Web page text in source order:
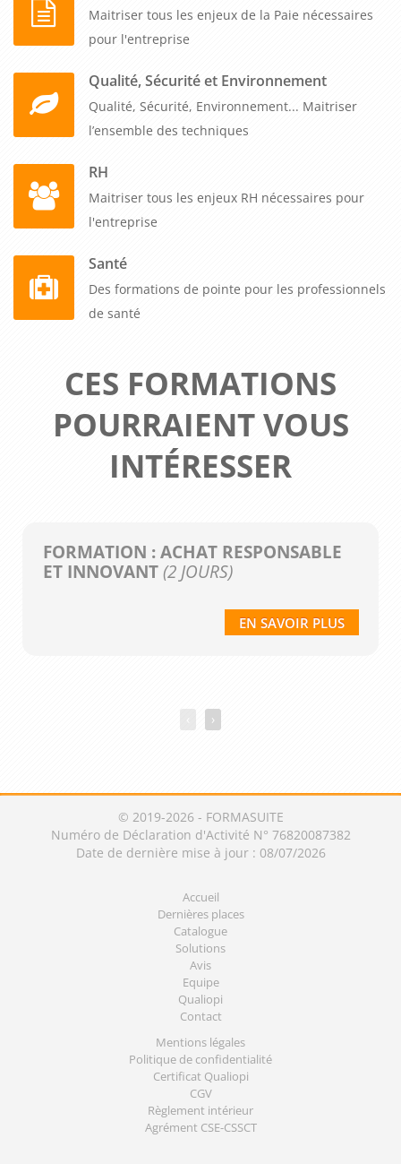
Maitriser tous les enjeux de la Paie nécessaires
pour l'entreprise
Qualité, Sécurité et Environnement
Qualité, Sécurité, Environnement... Maitriser
l’ensemble des techniques
RH
Maitriser tous les enjeux RH nécessaires pour
l'entreprise
Santé
Des formations de pointe pour les professionnels
de santé
CES FORMATIONS
POURRAIENT VOUS
INTÉRESSER
FORMATION : ACHAT RESPONSABLE
ET INNOVANT(2 JOURS)
EN SAVOIR PLUS
›
© 2019-2026 - FORMASUITE
Numéro de Déclaration d'Activité N° 76820087382
Date de dernière mise à jour : 08/07/2026
Accueil
Dernières places
Catalogue
Solutions
Avis
Equipe
Qualiopi
Contact
Mentions légales
Politique de confidentialité
Certificat Qualiopi
CGV
Règlement intérieur
Agrément CSE-CSSCT